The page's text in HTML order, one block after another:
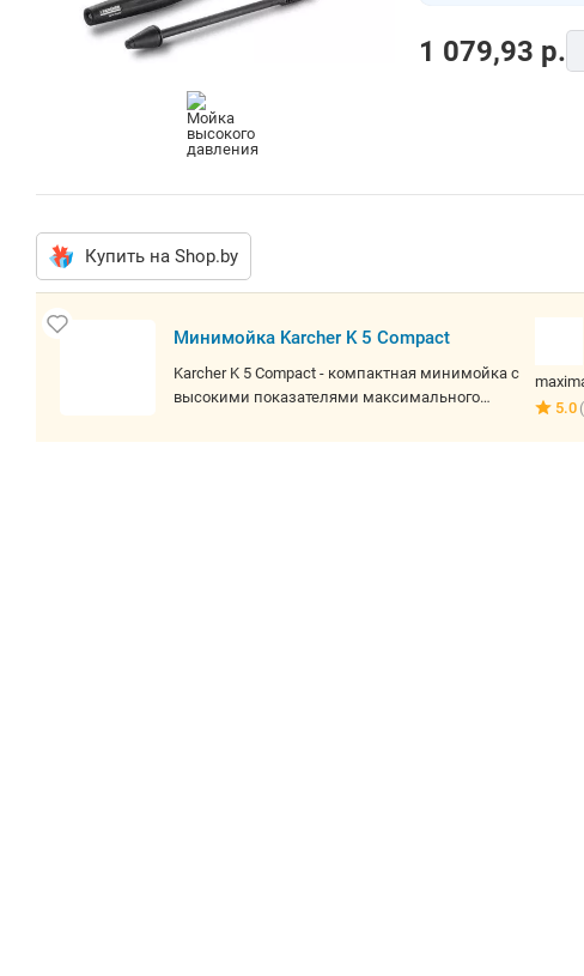
1 079,93 p.
Купить на Shop.by
Минимойка
Karcher K 5
Compact